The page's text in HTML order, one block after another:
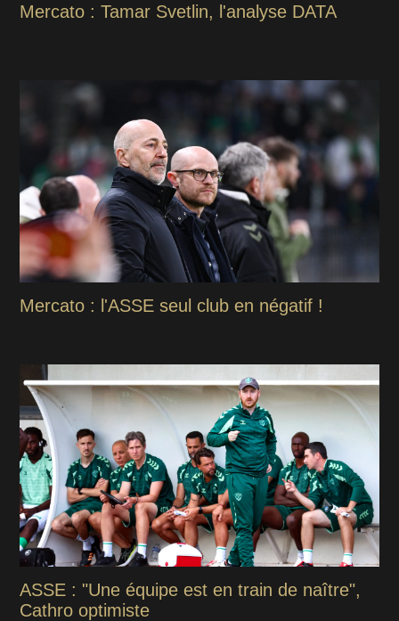
Mercato : Tamar Svetlin, l'analyse DATA
Mercato : l'ASSE seul club en négatif !
ASSE : "Une équipe est en train de naître",
Cathro optimiste